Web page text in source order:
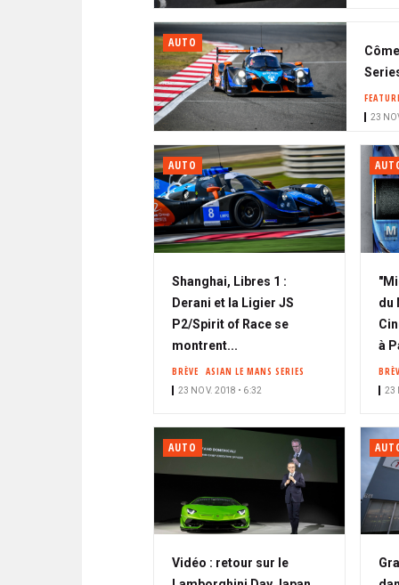
AUTO
23
AUTO
Shanghai, Libres 1 :
Derani et la Ligier JS
P2/Spirit of Race se
montrent...
BRÈVE ASIAN LE MANS SERIES
23 NOV. 2018 • 6:32
du
à
23
AUTO
Vidéo : retour sur le